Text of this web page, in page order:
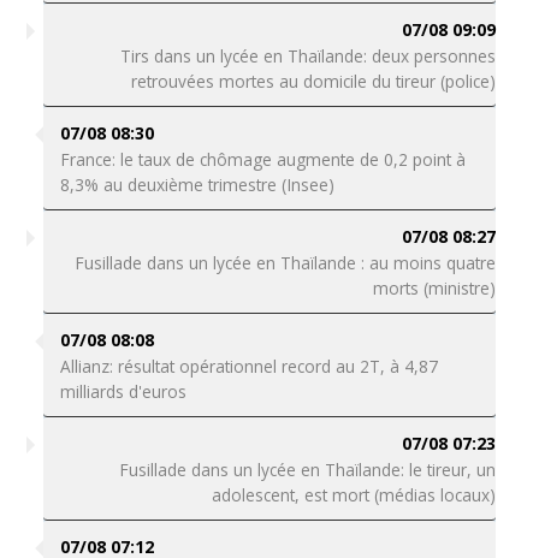
07/08 09:09
Tirs dans un lycée en Thaïlande: deux personnes
retrouvées mortes au domicile du tireur (police)
07/08 08:30
France: le taux de chômage augmente de 0,2 point à
8,3% au deuxième trimestre (Insee)
07/08 08:27
Fusillade dans un lycée en Thaïlande : au moins quatre
morts (ministre)
07/08 08:08
Allianz: résultat opérationnel record au 2T, à 4,87
milliards d'euros
07/08 07:23
Fusillade dans un lycée en Thaïlande: le tireur, un
adolescent, est mort (médias locaux)
07/08 07:12